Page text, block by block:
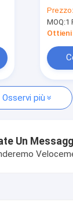
MOQ:1
Ottieni
Osservi più
Un